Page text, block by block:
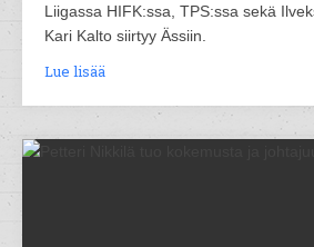
Liigassa HIFK:ssa, TPS:ssa sekä
Kari Kalto siirtyy Ässiin.
Lue lisää